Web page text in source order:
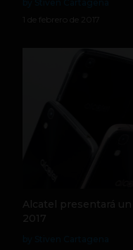
1 de febrero de 2017
Alcatel presentará
2017